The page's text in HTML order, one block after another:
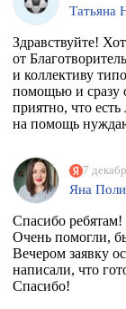
Татьяна
Здравствуйте!
от
и коллективу
помощью и сразу
приятно, что
на помощь
7
Яна
Спасибо ребятам!
Очень помогли,
Вечером заявку
написали, что
Спасибо!